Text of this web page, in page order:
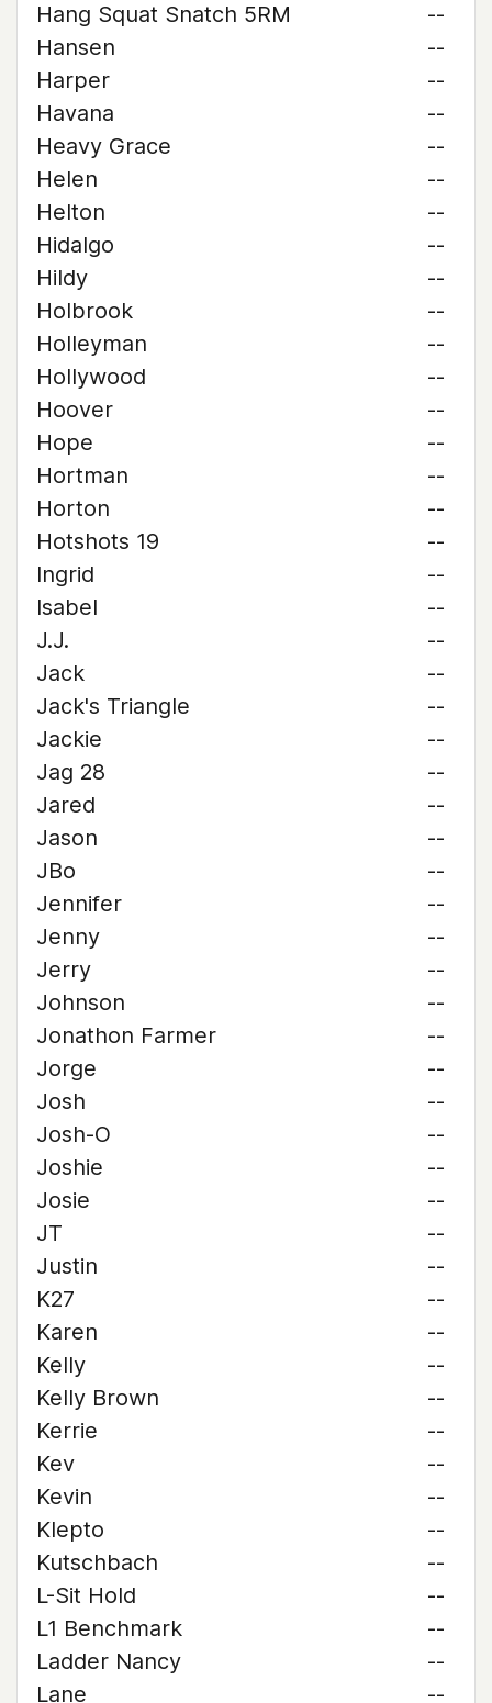
Hang Squat Snatch 5RM
--
Hansen
--
Harper
--
Havana
--
Heavy Grace
--
Helen
--
Helton
--
Hidalgo
--
Hildy
--
Holbrook
--
Holleyman
--
Hollywood
--
Hoover
--
Hope
--
Hortman
--
Horton
--
Hotshots 19
--
Ingrid
--
Isabel
--
J.J.
--
Jack
--
Jack's Triangle
--
Jackie
--
Jag 28
--
Jared
--
Jason
--
JBo
--
Jennifer
--
Jenny
--
Jerry
--
Johnson
--
Jonathon Farmer
--
Jorge
--
Josh
--
Josh-O
--
Joshie
--
Josie
--
JT
--
Justin
--
K27
--
Karen
--
Kelly
--
Kelly Brown
--
Kerrie
--
Kev
--
Kevin
--
Klepto
--
Kutschbach
--
L-Sit Hold
--
L1 Benchmark
--
Ladder Nancy
--
Lane
--